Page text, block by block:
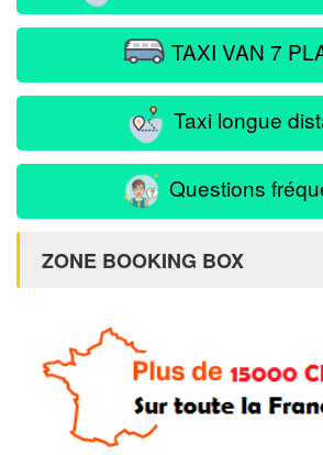
TAXI VAN 7
Taxi longue
Questions
ZONE BOOKING BOX